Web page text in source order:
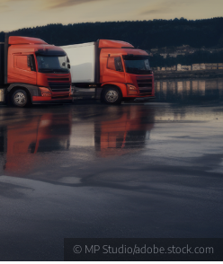
© MP Studio/adobe.stock.com